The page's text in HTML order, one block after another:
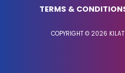
TERMS &
COPYRIGHT © 2026